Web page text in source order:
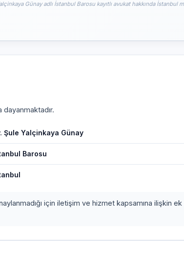
Günay adlı İstanbul Barosu kayıtlı avukat hakkında İstanbul
dayanmaktadır.
Şule Yalçinkaya Günay
Barosu
için iletişim ve hizmet kapsamına ilişkin ek